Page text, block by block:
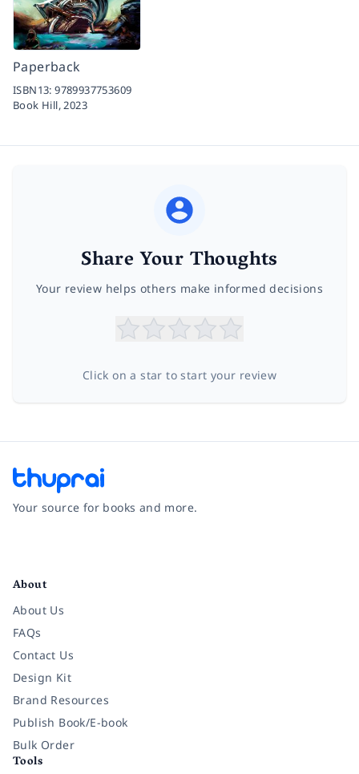
Paperback
ISBN13:9789937753609
Book Hill,2023
Share Your Thoughts
Your review helps others make informed decisions
Click on a star to start your review
Your source for books and more.
About
About Us
FAQs
Contact Us
Design Kit
Brand Resources
Publish Book/E-book
Bulk Order
Tools